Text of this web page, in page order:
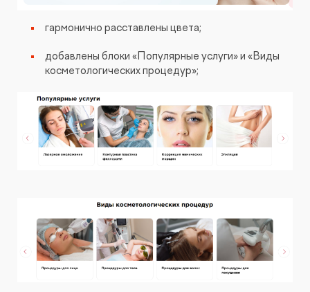
гармонично расставлены цвета;
добавлены блоки «Популярные услуги» и «Виды
косметологических процедур»;